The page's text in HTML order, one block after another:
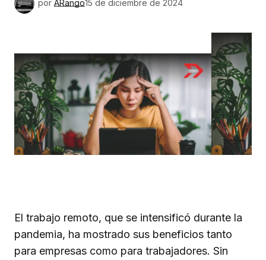
por ARango15 de diciembre de 2024
El trabajo remoto, que se intensificó durante la
pandemia, ha mostrado sus beneficios tanto
para empresas como para trabajadores. Sin